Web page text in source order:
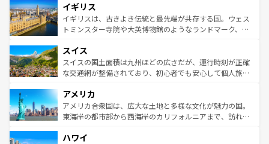
いる。シャンパンの発祥地であるランス、プロヴァンスの
香り高いラベンダー畑など、多彩な楽しみ方が可能だ。さ
らに、パリ以外の地域にも魅力が溢れており、どの街角に
れる地方に足を運ぶとそれぞれで全く異なる文化を体験で
きるだろう。 なお、新着のフランス情報はコンテンツ一覧
を参照してほしい。
顔を持つこの国は、どこを歩いても飽きることがない。ベ
ルリンの文化的活気、バイエルン州のアルプスの絶景、そ
してライン川沿いのワイン畑といった風景は必見。ビール
は、お酒好きな人にはぜひ体験してほしい。 なお、新着の
ドイツ情報はコンテンツ一覧を参照してほしい。
イギリス
イギリスは、古きよき伝統と最先端が共存する国。ウェス
トミンスター寺院や大英博物館のようなランドマーク、歴
リアごとに異なる魅力がある。また、優雅なアフタヌーン
ティー、ビール好きにはたまらない英国パブ、サッカー観
戦など、本場だからこそできる体験も豊富。イギリスを旅
ンツ一覧を参照してほしい。
スイス
スイスの国土面積は九州ほどの広さだが、運行時刻が正確
な交通網が整備されており、初心者でも安心して個人旅行
の建物がそのまま残る町や、スイスならではのユニークな
博物館もあり、アルプス観光だけでなく町歩きも満喫する
ことができる。国民の所得が高いため物価も高いが、旅行
ば市内交通費無料で観光を楽しむこともできる。 なお、新
アメリカ
アメリカ合衆国は、広大な土地と多様な文化が魅力の国。
東海岸の都市部から西海岸のカリフォルニアまで、訪れる
のような巨大都市は、観光、ショッピング、エンターテイ
ハワイ